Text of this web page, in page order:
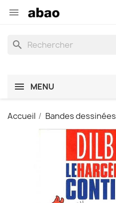

search
MENU
Accueil Bandes dessinées